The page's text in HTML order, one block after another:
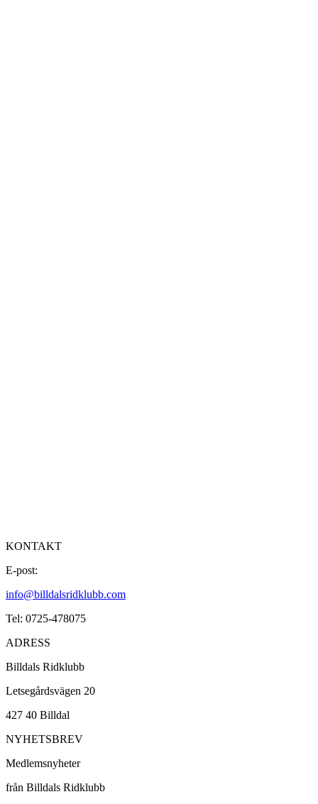
KONTAKT
E-post:
info@billdalsridklubb.com
Tel: 0725-478075
ADRESS
Billdals Ridklubb
Letsegårdsvägen 20
427 40 Billdal
NYHETSBREV
Medlemsnyheter
från Billdals Ridklubb